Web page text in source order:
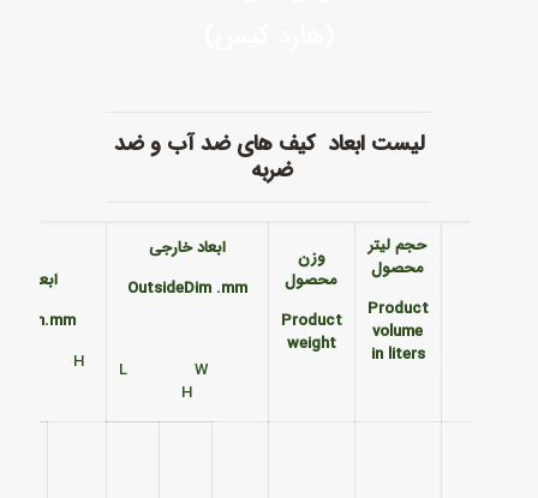
لیست ابعاد کیف های ضد آب و ضد
ضربه
حجم لیتر
محصول
Product
volume
in liters
وزن
محصول
Product
weight
ابعاد خارجی
OutsideDim .mm
L W
H
ابعاد
Dim.mm
H